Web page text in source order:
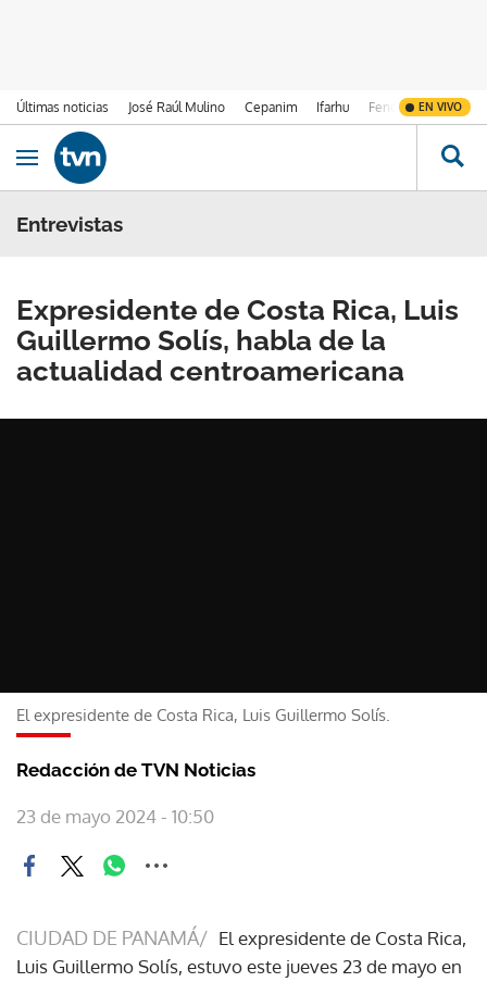
Últimas noticias José Raúl Mulino Cepanim Ifarhu Fenómeno de El
EN VIVO
Ir al contenido
Obrir navegació
Entrevistas
Expresidente de Costa Rica, Luis
Guillermo Solís, habla de la
actualidad centroamericana
El expresidente de Costa Rica, Luis Guillermo Solís.
Redacción de TVN Noticias
23 de mayo 2024 - 10:50
CIUDAD DE PANAMÁ/ El expresidente de Costa Rica,
Luis Guillermo Solís, estuvo este jueves 23 de mayo en